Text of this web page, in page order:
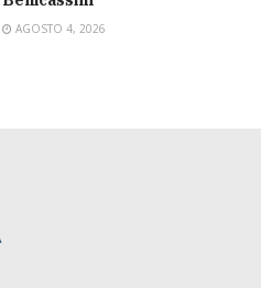
AGOSTO 4, 2026